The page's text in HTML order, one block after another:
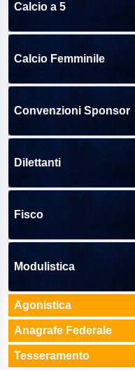
Calcio a 5
Calcio Femminile
Convenzioni Sponsor
Dilettanti
Fisco
Modulistica
Agonistica
Anagrafe Federale
Tesseramento